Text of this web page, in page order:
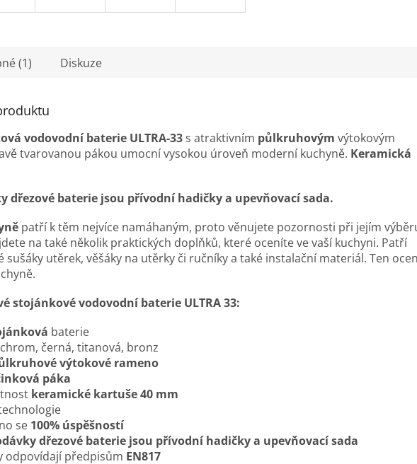
(1) Diskuze
vodovodní baterie ULTRA-33 s atraktivním půlkruhovým výtokovým
tvarovanou pákou umocní vysokou úroveň moderní kuchyně. Keramická
dřezové baterie jsou přívodní hadičky a upevňovací sada.
patří k těm nejvíce namáhaným, proto věnujete pozornosti při jejím
na také několik praktických doplňků, které oceníte ve vaší kuchyni. Patří
sušáky utěrek, věšáky na utěrky či ručníky a také instalační materiál. Ten
stojánkové vodovodní baterie ULTRA 33:
baterie
chrom, černá, titanová, bronz
výtokové rameno
páka
keramické kartuše 40 mm
se 100% úspěšností
dřezové baterie jsou přívodní hadičky a upevňovací sada
odpovídají předpisům EN817